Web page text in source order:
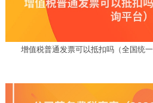
增值税普通发票可以抵扣吗（全国统一